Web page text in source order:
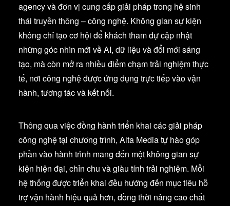
agency và đơn vị cung cấp giải pháp trong hệ sinh
thái truyền thông – công nghệ. Không gian sự kiện
không chỉ tạo cơ hội để khách tham dự cập nhật
những góc nhìn mới về AI, dữ liệu và đổi mới sáng
tạo, mà còn mở ra nhiều điểm chạm trải nghiệm thực
tế, nơi công nghệ được ứng dụng trực tiếp vào vận
hành, tương tác và kết nối.
Thông qua việc đồng hành triển khai các giải pháp
công nghệ tại chương trình, Alta Media tự hào góp
phần vào hành trình mang đến một không gian sự
kiện hiện đại, chỉn chu và giàu tính trải nghiệm. Mỗi
hệ thống được triển khai đều hướng đến mục tiêu hỗ
trợ vận hành hiệu quả hơn, đồng thời nâng cao chất